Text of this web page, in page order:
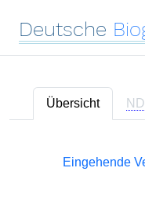
Deutsche
Übersicht
Eingehende